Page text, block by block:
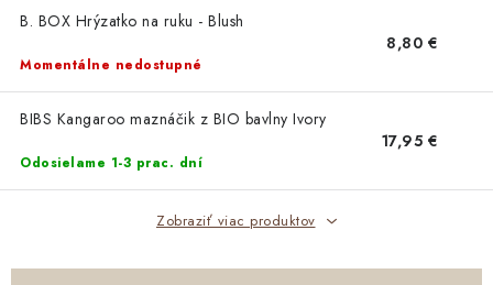
KNIHY
DARČEKOVÉ BOXY
DARČEKOVÉ BOXY
O nás Všeobecné obchodné podmienky
Blog
Reklamačný poriadok
Podmienky ochrany osobných údajov a poučenie o cookies
B. BOX Hrýzatko na ruku - Blush
Momentálne nedostupné
8,80 €
BIBS Kangaroo maznáčik z BIO bavlny Ivory
Odosielame 1-3 prac. dní
17,95 €
Zobraziť viac produktov